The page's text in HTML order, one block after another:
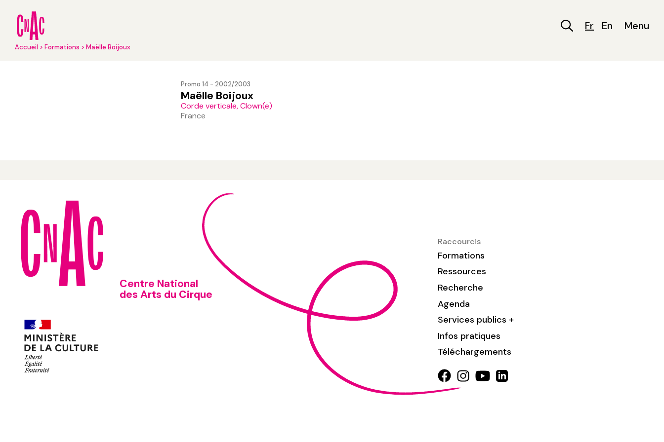
contenu
principal
Fr En Menu
Fil
Accueil Formations Maëlle Boijoux
Promo 14 - 2002/2003
Maëlle Boijoux
Corde verticale, Clown(e)
France
Centre National
des Arts du Cirque
Raccourcis
Formations
Ressources
Recherche
Agenda
Services publics +
Infos pratiques
Téléchargements